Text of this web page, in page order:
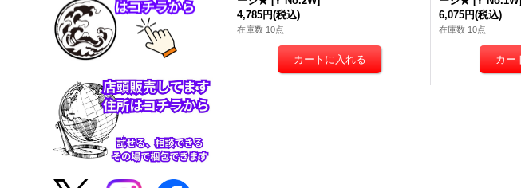
4,785円(税込)
在庫数 10点
6,075円(税込)
在庫数 10点